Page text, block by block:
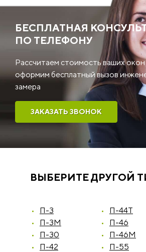
БЕСПЛАТНАЯ
ПО ТЕЛЕФОНУ
Рассчитаем стоимость ваших
оформим бесплатный вызов
замера
ЗАКАЗАТЬ ЗВОНОК
ВЫБЕРИТЕ ДРУГОЙ
П-3
П-3М
П-30
П-42
П-44Т
П-46
П-46М
П-55